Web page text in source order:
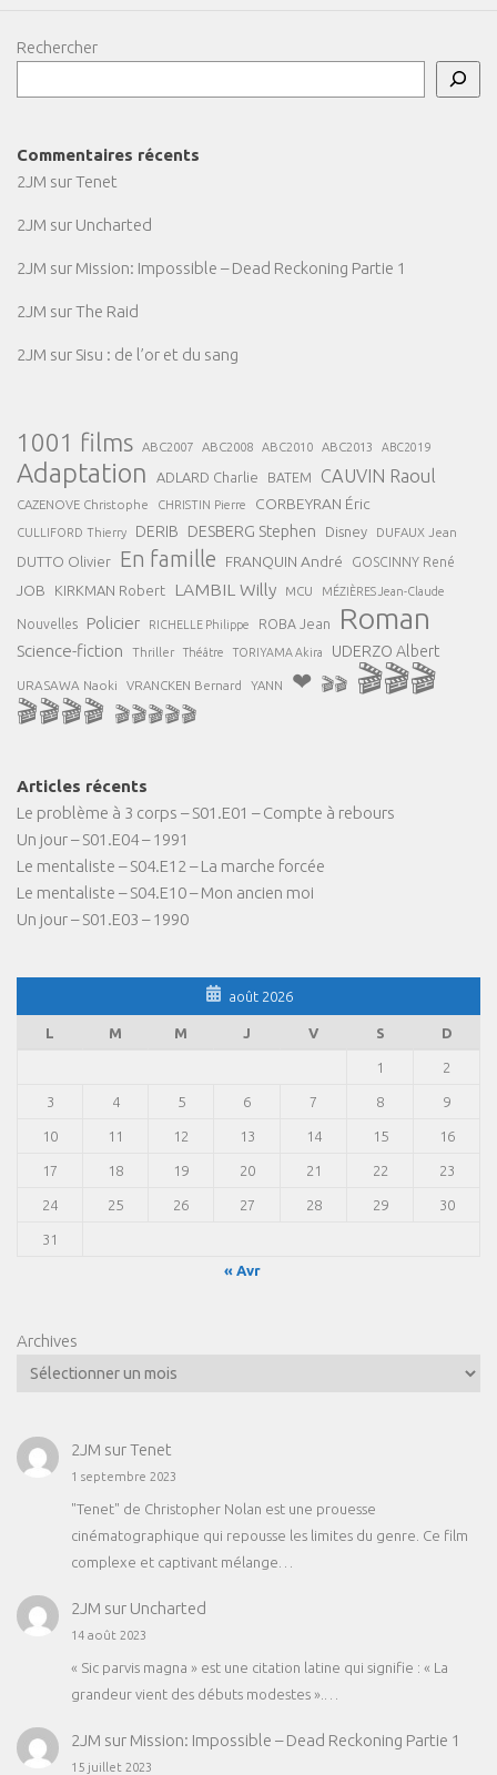
Rechercher
Commentaires récents
2JM surTenet
2JM sur Uncharted
2JM sur Mission: Impossible – Dead Reckoning Partie 1
2JM surThe Raid
2JM sur Sisu : de l’or et du sang
1001 films ABC2007 ABC2008 ABC2010 ABC2013 ABC2019
Adaptation ADLARD Charlie BATEM CAUVIN Raoul
CAZENOVE Christophe CHRISTIN Pierre CORBEYRAN Éric
CULLIFORD Thierry DERIB DESBERG Stephen Disney DUFAUX Jean
DUTTO Olivier En famille FRANQUIN André GOSCINNY René
JOB KIRKMAN Robert LAMBIL Willy MCU MÉZIÈRES Jean-Claude
Nouvelles Policier RICHELLE Philippe ROBA Jean Roman
Science-fiction Thriller Théâtre TORIYAMA Akira UDERZO Albert
URASAWA Naoki VRANCKEN Bernard YANN ❤ 🎬🎬 🎬🎬🎬
🎬🎬🎬🎬 🎬🎬🎬🎬🎬
Articles récents
Le problème à 3 corps – S01.E01 – Compte à rebours
Un jour – S01.E04 – 1991
Le mentaliste – S04.E12 – La marche forcée
Le mentaliste – S04.E10 – Mon ancien moi
Un jour – S01.E03 – 1990
août 2026
L M M J V S D
1 2
3 4 5 6 7 8 9
10 11 12 13 14 15 16
17 18 19 20 21 22 23
24 25 26 27 28 29 30
31
« Avr
Archives
2JM surTenet
1 septembre 2023
"Tenet" de Christopher Nolan est une prouesse
cinématographique qui repousse les limites du genre. Ce film
complexe et captivant mélange…
2JM sur Uncharted
14 août 2023
« Sic parvis magna » est une citation latine qui signifie : « La
grandeur vient des débuts modestes ».…
2JM sur Mission: Impossible – Dead Reckoning Partie 1
15 juillet 2023